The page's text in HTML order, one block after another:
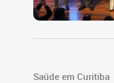
Saúde em Curitiba